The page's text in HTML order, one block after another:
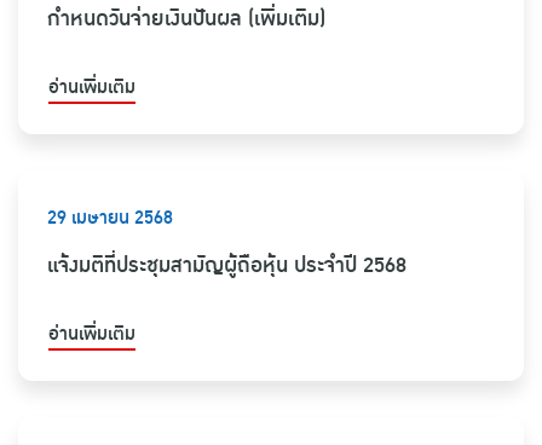
กำหนดวันจ่ายเงินปันผล (เพิ่มเติม)
อ่านเพิ่มเติม
29 เมษายน 2568
แจ้งมติที่ประชุมสามัญผู้ถือหุ้น ประจำปี 2568
อ่านเพิ่มเติม